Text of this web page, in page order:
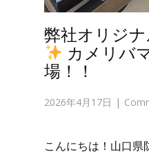
弊社オリジ
カメリバ
場！！
2026年4月17日
こんにちは！山口県